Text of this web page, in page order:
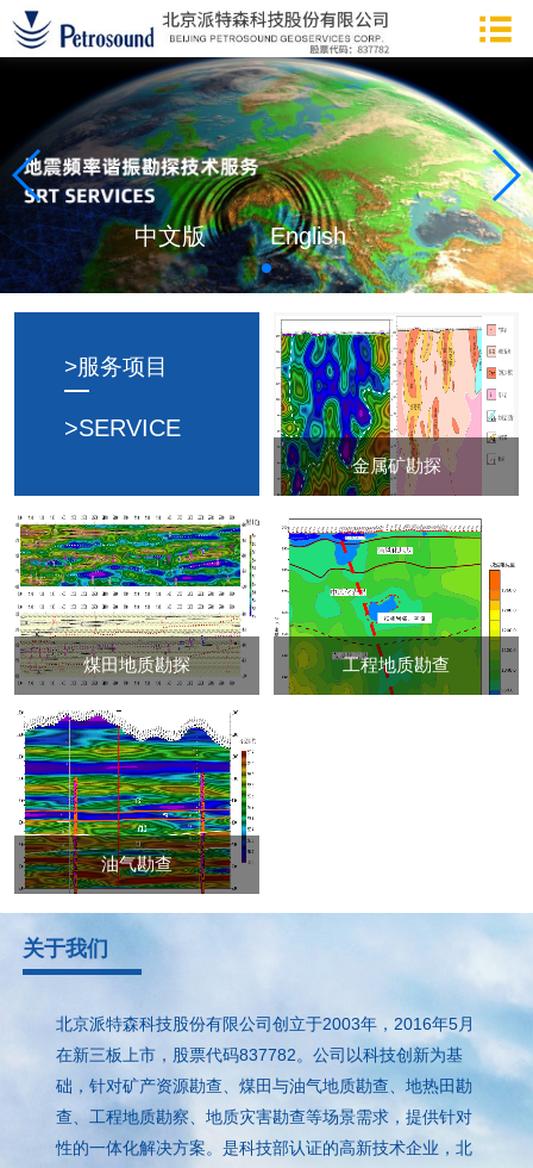
中文版 English
>服务项目
>SERVICE
金属矿勘探
煤田地质勘探 工程地质勘查
油气勘查
关于我们
北京派特森科技股份有限公司创立于2003年，2016年5月
在新三板上市，股票代码837782。公司以科技创新为基
础，针对矿产资源勘查、煤田与油气地质勘查、地热田勘
查、工程地质勘察、地质灾害勘查等场景需求，提供针对
性的一体化解决方案。是科技部认证的高新技术企业，北